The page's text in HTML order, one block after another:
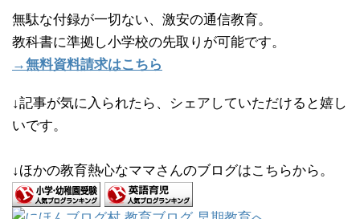
無駄な付録が一切ない、激安の通信教育。
教科書に準拠し小学校の先取りが可能です。
→無料資料請求はこちら
↓記事が気に入られたら、シェアしていただけると嬉し
いです。
↓ほかの教育熱心なママさんのブログはこちらから。